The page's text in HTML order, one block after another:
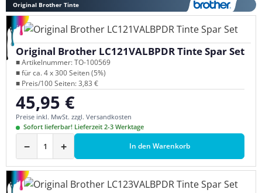
Original Brother Tinte
Original Brother LC121VALBPDR Tinte Spar Set
■ Artikelnummer: TO-100569
■ für ca. 4 x 300 Seiten (5%)
■ Preis/100 Seiten: 3,83 €
Regulärer Preis:
45,95 €
Preise inkl. MwSt. zzgl. Versandkosten
Sofort lieferbar! Lieferzeit 2-3 Werktage
− + In den Warenkorb